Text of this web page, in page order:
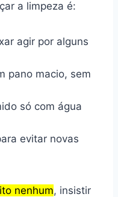
a limpeza é:
agir por alguns
pano macio, sem
só com água
evitar novas
nenhum, insistir